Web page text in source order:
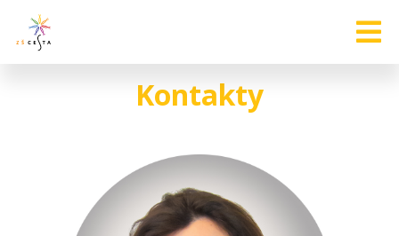
Kontakty